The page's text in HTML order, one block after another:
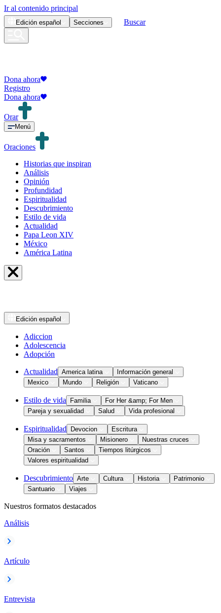
Ir al contenido principal
Edición español Secciones Buscar
Dona ahora
Registro
Dona ahora
Orar
Menú
Oraciones
Historias que inspiran
Análisis
Opinión
Profundidad
Espiritualidad
Descubrimiento
Estilo de vida
Actualidad
Papa Leon XIV
México
América Latina
Edición español
Adiccion
Adolescencia
Adopción
Actualidad America latina
Información general
Mexico
Mundo Religión Vaticano
Estilo de vida Familia
For Her &amp; For Men
Pareja y sexualidad
Salud Vida profesional
Espiritualidad Devocion
Escritura
Misa y sacramentos
Misionero
Nuestras cruces
Oración
Santos
Tiempos litúrgicos
Valores espiritualidad
Descubrimiento Arte Cultura Historia
Patrimonio
Santuario
Viajes
Nuestros formatos destacados
Análisis
Artículo
Entrevista